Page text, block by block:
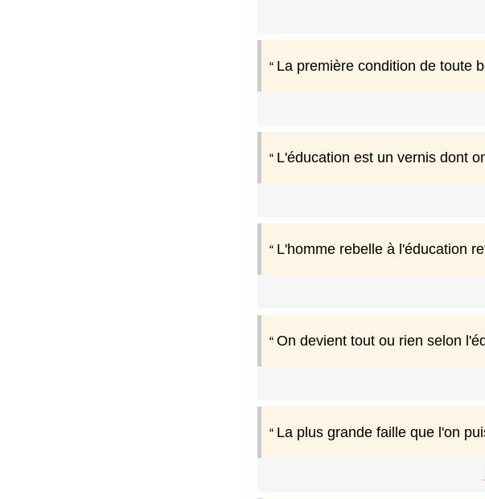
La première condition de toute
L'éducation est un vernis dont
L'homme rebelle à l'éducation
On devient tout ou rien selon
La plus grande faille que l'on